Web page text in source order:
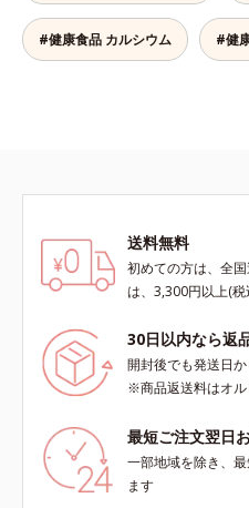
タミンA、B1、B2、B6、B12、C、
D、E、ナイアシン、パントテン
酸、葉酸各商品の詳しい情報は商品
#健康食品 カルシウム #健
送料無料
初めての方は、全
は、3,300円以上(
30日以内なら返
開封後でも発送日
※商品返送料はオ
最短ご注文翌日
一部地域を除き、
ます